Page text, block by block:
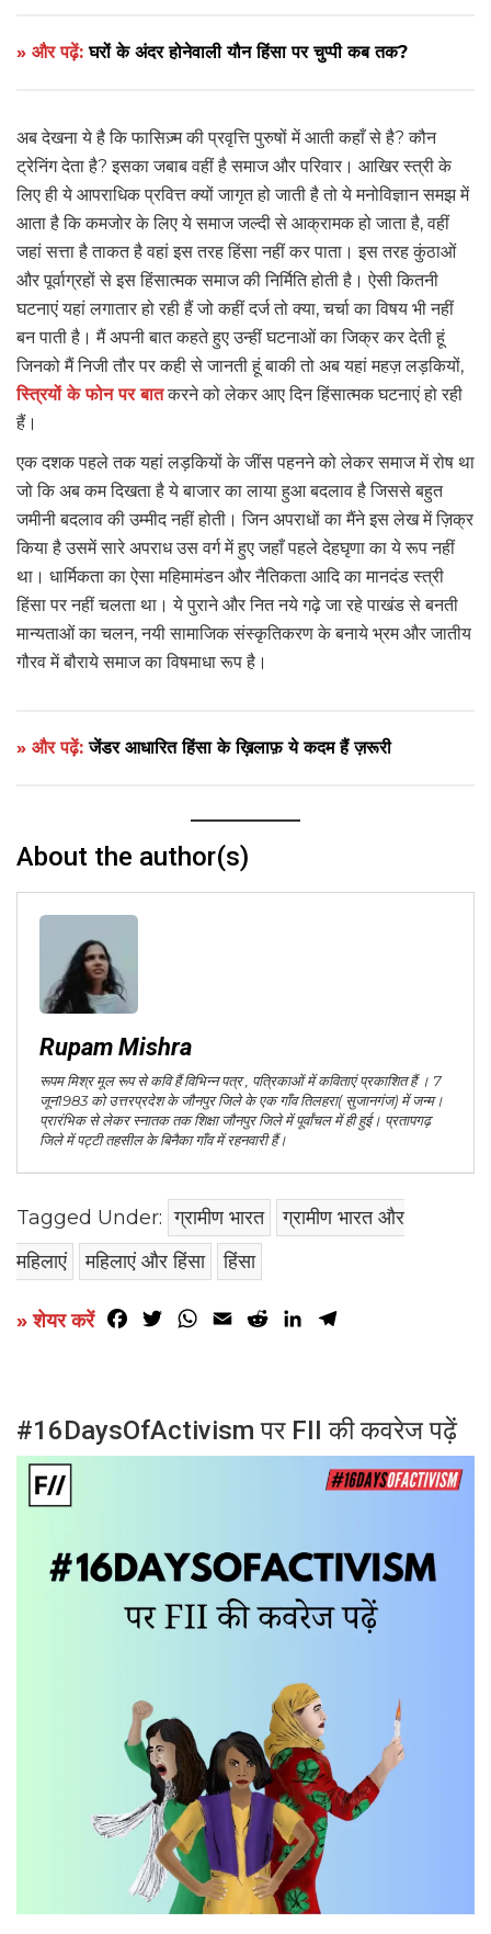
» और पढ़ें:घरों के अंदर होनेवाली यौन हिंसा पर चुप्पी कब तक?
अब देखना ये है कि फासिज़्म की प्रवृत्ति पुरुषों में आती कहाँ से है? कौन
ट्रेनिंग देता है? इसका जबाब वहीं है समाज और परिवार। आखिर स्त्री के
लिए ही ये आपराधिक प्रवित्त क्यों जागृत हो जाती है तो ये मनोविज्ञान समझ में
आता है कि कमजोर के लिए ये समाज जल्दी से आक्रामक हो जाता है, वहीं
जहां सत्ता है ताकत है वहां इस तरह हिंसा नहीं कर पाता। इस तरह कुंठाओं
और पूर्वाग्रहों से इस हिंसात्मक समाज की निर्मिति होती है। ऐसी कितनी
घटनाएं यहां लगातार हो रही हैं जो कहीं दर्ज तो क्या, चर्चा का विषय भी नहीं
बन पाती है। मैं अपनी बात कहते हुए उन्हीं घटनाओं का जिक्र कर देती हूं
जिनको मैं निजी तौर पर कही से जानती हूं बाकी तो अब यहां महज़ लड़कियों,
स्त्रियों के फोन पर बातकरने को लेकर आए दिन हिंसात्मक घटनाएं हो रही
हैं।
एक दशक पहले तक यहां लड़कियों के जींस पहनने को लेकर समाज में रोष था
जो कि अब कम दिखता है ये बाजार का लाया हुआ बदलाव है जिससे बहुत
जमीनी बदलाव की उम्मीद नहीं होती। जिन अपराधों का मैंने इस लेख में ज़िक्र
किया है उसमें सारे अपराध उस वर्ग में हुए जहाँ पहले देहघृणा का ये रूप नहीं
था। धार्मिकता का ऐसा महिमामंडन और नैतिकता आदि का मानदंड स्त्री
हिंसा पर नहीं चलता था। ये पुराने और नित नये गढ़े जा रहे पाखंड से बनती
मान्यताओं का चलन, नयी सामाजिक संस्कृतिकरण के बनाये भ्रम और जातीय
गौरव में बौराये समाज का विषमाधा रूप है।
» और पढ़ें:जेंडर आधारित हिंसा के ख़िलाफ़ ये कदम हैं ज़रूरी
About the author(s)
Rupam Mishra
रूपम मिश्र मूल रूप से कवि हैं विभिन्न पत्र , पत्रिकाओं में कविताएं प्रकाशित हैं । 7
जून1983 को उत्तरप्रदेश के जौनपुर जिले के एक गाँव तिलहरा( सुजानगंज) में जन्म।
प्रारंभिक से लेकर स्नातक तक शिक्षा जौनपुर जिले में पूर्वांचल में ही हुई। प्रतापगढ़
जिले में पट्टी तहसील के बिनैका गाँव में रहनवारी हैं।
Tagged Under: ग्रामीण भारत
ग्रामीण भारत और
महिलाएं
महिलाएं और हिंसा हिंसा
» शेयर करें Facebook
TwitterWhatsApp
Email RedditLinkedIn
#16DaysOfActivism पर FII की कवरेज पढ़ें